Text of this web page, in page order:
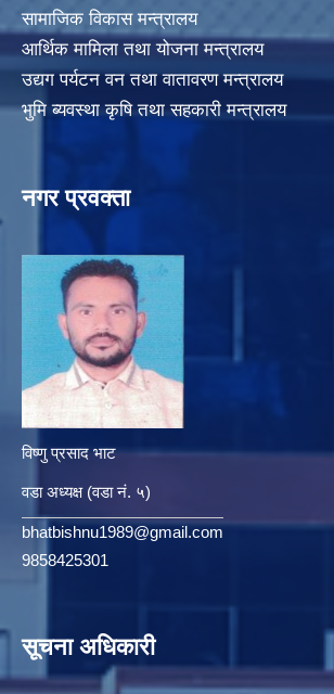
सामाजिक विकास मन्त्रालय
आर्थिक मामिला तथा योजना मन्त्रालय
उद्यग पर्यटन वन तथा वातावरण मन्त्रालय
भुमि ब्यवस्था कृषि तथा सहकारी मन्त्रालय
नगर प्रवक्ता
विष्णु प्रसाद भाट
वडा अध्यक्ष (वडा नं. ५)
bhatbishnu1989@gmail.com
9858425301
सूचना अधिकारी